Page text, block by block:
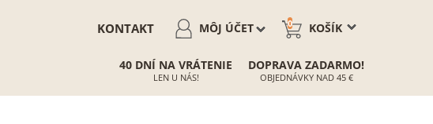
KOŠÍK
0
MÔJ ÚČET
KONTAKT
40 DNÍ NA VRÁTENIE
LEN U NÁS!
DOPRAVA ZADARMO!
OBJEDNÁVKY NAD 45 €